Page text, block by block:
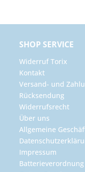
SHOP SERVICE
Widerruf Torix
Kontakt
Versand- und
Rücksendung
Widerrufsrecht
Über uns
Allgemeine
Impressum
Batterieverordnung